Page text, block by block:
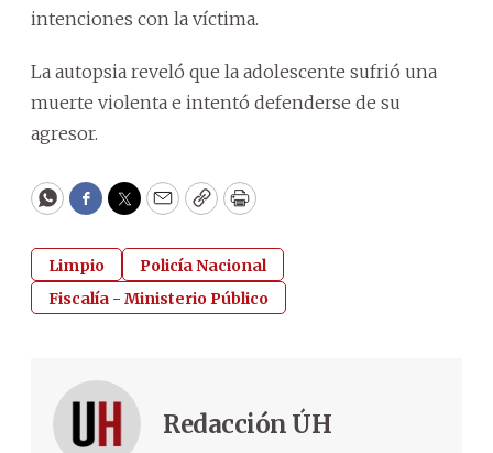
intenciones con la víctima.
La autopsia reveló que la adolescente sufrió una
muerte violenta e intentó defenderse de su
agresor.
WhatsApp
Facebook
Twitter
EmailCopyPrint
Limpio
Policía Nacional
Fiscalía - Ministerio Público
Redacción ÚH